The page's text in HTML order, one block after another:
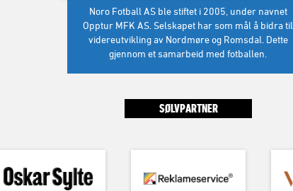
Noro Fotball AS ble stiftet i 2005, under navnet
Opptur MFK AS. Selskapet har som mål å bidra til
videreutvikling av Nordmøre og Romsdal. Dette
gjennom et samarbeid med fotballen.
SØLVPARTNER